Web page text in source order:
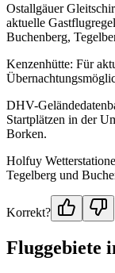
Ostallgäuer
aktuelle
Buchenberg,
Kenzenhütte: Für
DHV-
Startplätzen in der
Borken.
Holfuy
Tegelberg und
Korrekt?
Fluggebiete